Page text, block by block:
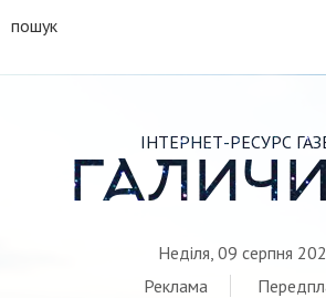
пошук
ІНТЕРНЕТ-РЕСУРС
Неділя, 09 серпня
Реклама